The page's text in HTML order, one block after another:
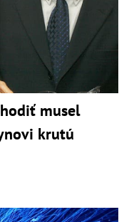
musel
krutú